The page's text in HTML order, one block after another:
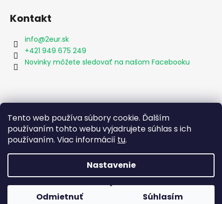
Tento web používa súbory cookie. Ďalším
používaním tohto webu vyjadrujete súhlas s ich
používaním. Viac informácií tu.
Nastavenie
Odmietnuť Súhlasím
Kontakt
info@2eur.sk
+421 949 675 249
Novinky môžete sledovať na našom Facebooku
Vytvoril Shoptet
Copyright 20262eur.sk . Všetky práva vyhradené.